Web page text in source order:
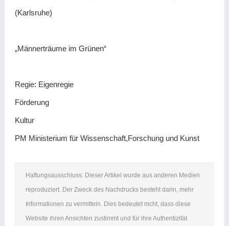
(Karlsruhe)
„Männerträume im Grünen“
Regie: Eigenregie
Förderung
Kultur
PM Ministerium für Wissenschaft,Forschung und Kunst
Haftungsausschluss: Dieser Artikel wurde aus anderen Medien
reproduziert. Der Zweck des Nachdrucks besteht darin, mehr
Informationen zu vermitteln. Dies bedeutet nicht, dass diese
Website ihren Ansichten zustimmt und für ihre Authentizität